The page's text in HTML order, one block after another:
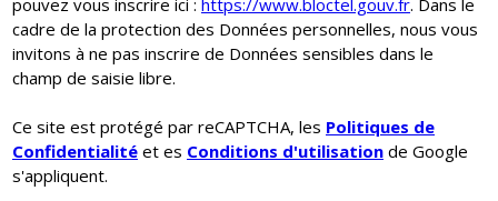
pouvez vous inscrire ici : https://www.bloctel.gouv.fr. Dans le
cadre de la protection des Données personnelles, nous vous
invitons à ne pas inscrire de Données sensibles dans le
champ de saisie libre.
Ce site est protégé par reCAPTCHA, les Politiques de
Confidentialité et es Conditions d'utilisation de Google
s'appliquent.